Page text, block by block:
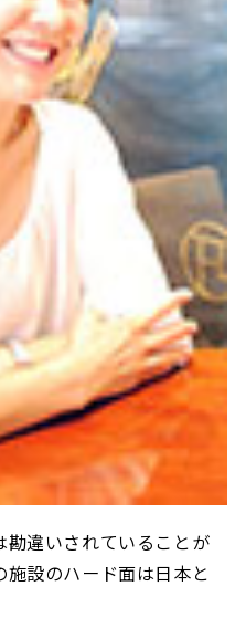
勘違いされていることが
設のハード面は日本と